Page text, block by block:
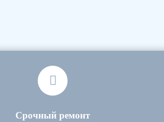
Срочный ремонт